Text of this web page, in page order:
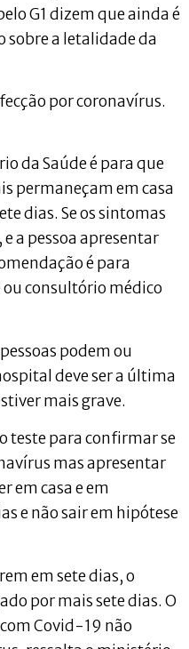
G1 dizem que ainda é
sobre a letalidade da
por coronavírus.
da Saúde é para que
permaneçam em casa
dias. Se os sintomas
a pessoa apresentar
é para
consultório médico
podem ou
deve ser a última
mais grave.
teste para confirmar se
mas apresentar
em casa e em
e não sair em hipótese
em sete dias, o
por mais sete dias. O
Covid-19 não